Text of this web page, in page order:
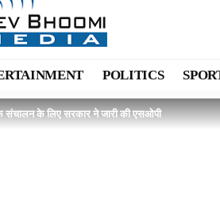
POLITICS
के लिए सरकार ने जारी की एसओपी